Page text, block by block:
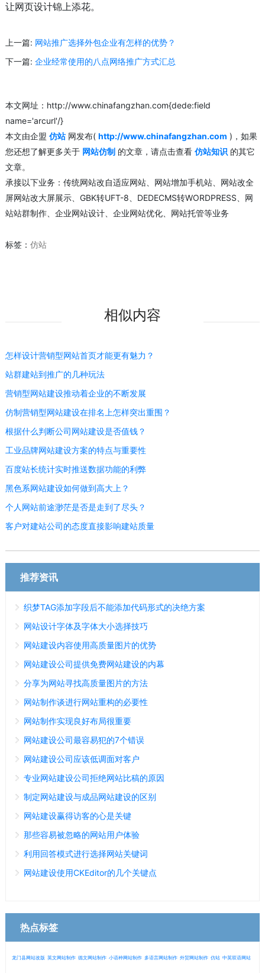
让网页设计锦上添花。
上一篇: 网站推广选择外包企业有怎样的优势？
下一篇: 企业经常使用的八点网络推广方式汇总
本文网址：http://www.chinafangzhan.com{dede:field
name='arcurl'/}
本文由企盟 仿站 网发布( http://www.chinafangzhan.com )，如果
您还想了解更多关于 网站仿制 的文章，请点击查看 仿站知识 的其它
文章。
承接以下业务：传统网站改自适应网站、网站增加手机站、网站改全
屏网站改大屏展示、GBK转UFT-8、DEDECMS转WORDPRESS、网
站站群制作、企业网站设计、企业网站优化、网站托管等业务
标签： 仿站
相似内容
怎样设计营销型网站首页才能更有魅力？
站群建站到推广的几种玩法
营销型网站建设推动着企业的不断发展
仿制营销型网站建设在排名上怎样突出重围？
根据什么判断公司网站建设是否值钱？
工业品牌网站建设方案的特点与重要性
百度站长统计实时推送数据功能的利弊
黑色系网站建设如何做到高大上？
个人网站前途渺茫是否是走到了尽头？
客户对建站公司的态度直接影响建站质量
推荐资讯
织梦TAG添加字段后不能添加代码形式的决绝方案
网站设计字体及字体大小选择技巧
网站建设内容使用高质量图片的优势
网站建设公司提供免费网站建设的内幕
分享为网站寻找高质量图片的方法
网站制作谈进行网站重构的必要性
网站制作实现良好布局很重要
网站建设公司最容易犯的7个错误
网站建设公司应该低调面对客户
专业网站建设公司拒绝网站比稿的原因
制定网站建设与成品网站建设的区别
网站建设赢得访客的心是关键
那些容易被忽略的网站用户体验
利用回答模式进行选择网站关键词
网站建设使用CKEditor的几个关键点
热点标签
龙门县网站改版 英文网站制作 德文网站制作 小语种网站制作 多语言网站制作 外贸网站制作 仿站 中英双语网站